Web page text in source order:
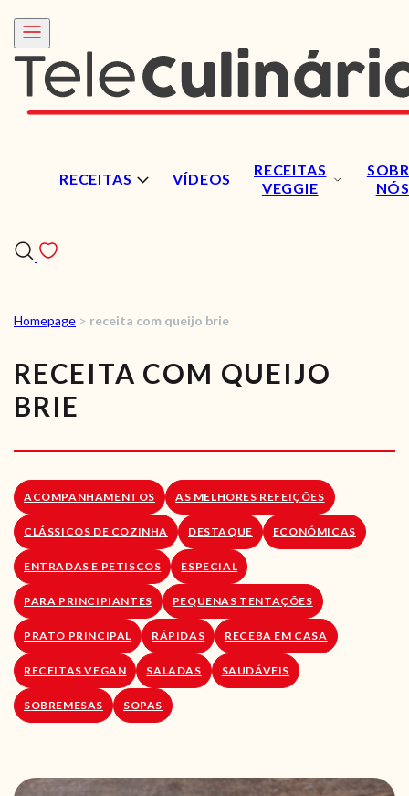
RECEITAS VÍDEOS
RECEITAS
VEGGIE
NÓS
RECEITAS
VÍDEOS
LOJA ONLINE
BLOG
Homepage > receita com queijo brie
RECEITA COM QUEIJO
BRIE
ACOMPANHAMENTOS AS MELHORES REFEIÇÕES
CLÁSSICOS DE COZINHA DESTAQUE ECONÓMICAS
ENTRADAS E PETISCOS ESPECIAL
PARA PRINCIPIANTES PEQUENAS TENTAÇÕES
PRATO PRINCIPAL RÁPIDAS RECEBA EM CASA
RECEITAS VEGAN SALADAS SAUDÁVEIS
SOBREMESAS SOPAS